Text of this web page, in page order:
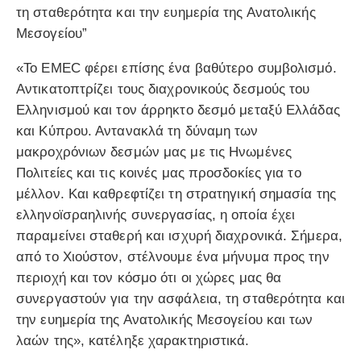
τη σταθερότητα και την ευημερία της Ανατολικής
Μεσογείου”
«Το EMEC φέρει επίσης ένα βαθύτερο συμβολισμό.
Αντικατοπτρίζει τους διαχρονικούς δεσμούς του
Ελληνισμού και τον άρρηκτο δεσμό μεταξύ Ελλάδας
και Κύπρου. Αντανακλά τη δύναμη των
μακροχρόνιων δεσμών μας με τις Ηνωμένες
Πολιτείες και τις κοινές μας προσδοκίες για το
μέλλον. Και καθρεφτίζει τη στρατηγική σημασία της
ελληνοϊσραηλινής συνεργασίας, η οποία έχει
παραμείνει σταθερή και ισχυρή διαχρονικά. Σήμερα,
από το Χιούστον, στέλνουμε ένα μήνυμα προς την
περιοχή και τον κόσμο ότι οι χώρες μας θα
συνεργαστούν για την ασφάλεια, τη σταθερότητα και
την ευημερία της Ανατολικής Μεσογείου και των
λαών της», κατέληξε χαρακτηριστικά.